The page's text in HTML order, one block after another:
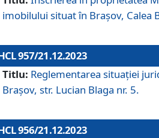
imobilului situat în Brașov, Calea
957/21.12.2023
Titlu: Reglementarea situației
Brașov, str. Lucian Blaga nr. 5.
956/21.12.2023